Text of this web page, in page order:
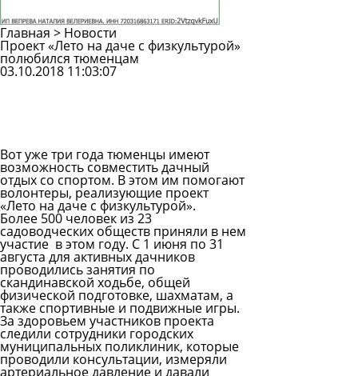
Главная > Новости
Проект «Лето на даче с физкультурой»
полюбился тюменцам
03.10.2018 11:03:07
Вот уже три года тюменцы имеют
возможность совместить дачный
отдых со спортом. В этом им помогают
волонтеры, реализующие проект
«Лето на даче с физкультурой».
Более 500 человек из 23
садоводческих обществ приняли в нем
участие в этом году. С 1 июня по 31
августа для активных дачников
проводились занятия по
скандинавской ходьбе, общей
физической подготовке, шахматам, а
также спортивные и подвижные игры.
За здоровьем участников проекта
следили сотрудники городских
муниципальных поликлиник, которые
проводили консультации, измеряли
артериальное давление и давали